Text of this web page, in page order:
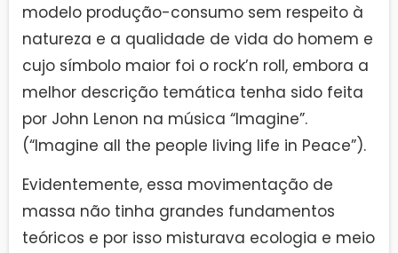
modelo produção-consumo sem respeito à
natureza e a qualidade de vida do homem e
cujo símbolo maior foi o rock’n roll, embora a
melhor descrição temática tenha sido feita
por John Lenon na música “Imagine”.
(“Imagine all the people living life in Peace”).
Evidentemente, essa movimentação de
massa não tinha grandes fundamentos
teóricos e por isso misturava ecologia e meio